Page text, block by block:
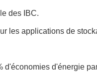
des IBC.
les applications de
d'économies d'énergie